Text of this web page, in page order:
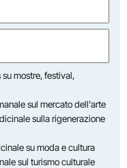
su mostre, festival,
sul mercato dell'arte
sulla rigenerazione
su moda e cultura
sul turismo culturale